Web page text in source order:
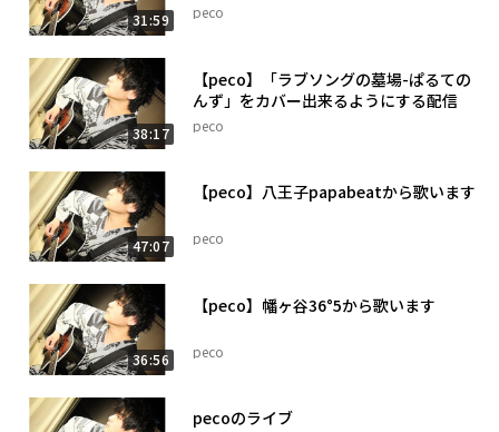
31:59 peco
38:17
【peco】「ラブソングの墓場-ぱるての
んず」をカバー出来るようにする配信
peco
47:07
【peco】八王子papabeatから歌います
peco
36:56
【peco】幡ヶ谷36°5から歌います
peco
pecoのライブ